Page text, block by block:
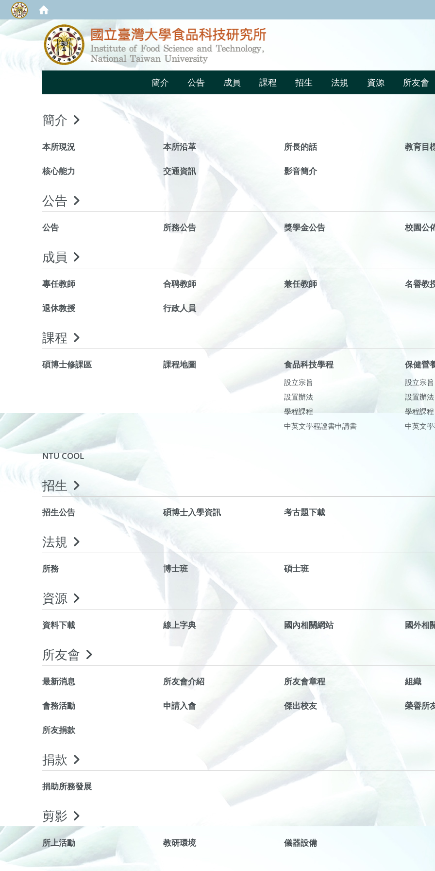
簡介 公告 成員 課程 招生 法規 資源 所友會
簡介
本所現況 本所沿革 所長的話 教育目
核心能力 交通資訊 影音簡介
公告
公告 所務公告 獎學金公告 校園公
成員
專任教師 合聘教師 兼任教師 名譽教
退休教授 行政人員
課程
碩博士修課區 課程地圖 食品科技學程
設立宗旨
設置辦法
學程課程
中英文學程證書申請書
保健營
設立宗旨
設置辦法
學程課程
中英文
NTU COOL
招生
招生公告 碩博士入學資訊 考古題下載
法規
所務 博士班 碩士班
資源
資料下載 線上字典 國內相關網站 國外相
所友會
最新消息 所友會介紹 所友會章程 組織
會務活動 申請入會 傑出校友 榮譽所
所友捐款
捐款
捐助所務發展
剪影
所上活動 教研環境 儀器設備